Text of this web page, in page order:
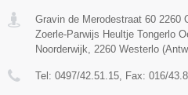
Gravin de Merodestraat 60 2260
Zoerle-Parwijs Heultje Tongerlo
Noorderwijk
2260 Westerlo (
Tel: 0497/42.51.15 , Fax: 016/